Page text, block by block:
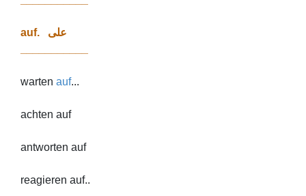
auf. على
warten auf...
achten auf
antworten auf
reagieren auf..